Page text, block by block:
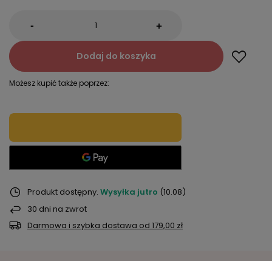
- +
Dodaj do koszyka
Możesz kupić także poprzez:
Produkt dostępny Wysyłka jutro (10.08)
30 dni na zwrot
Darmowa i szybka dostawa od 179,00 zł